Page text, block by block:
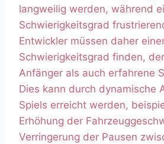
langweilig werden, während
Schwierigkeitsgrad
Entwickler müssen daher
Schwierigkeitsgrad finden,
Anfänger als auch erfahrene
Dies kann durch dynamische
Spiels erreicht werden,
Erhöhung der
Verringerung der Pausen